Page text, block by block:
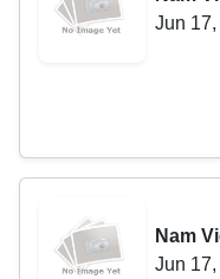
Jun
Nam
Jun